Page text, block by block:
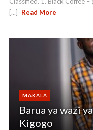
[...]
Read More
MAKALA
Barua ya wazi
Kigogo